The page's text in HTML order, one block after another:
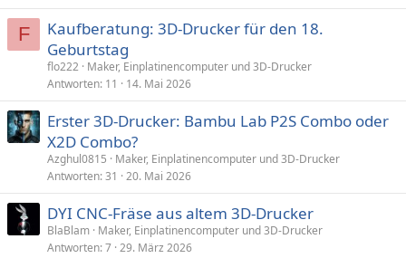
F
Kaufberatung: 3D-Drucker für den 18.
Geburtstag
flo222 Maker, Einplatinencomputer und 3D-Drucker
Antworten 11 14. Mai 2026
Erster 3D-Drucker: Bambu Lab P2S Combo oder
X2D Combo?
Azghul0815
Maker, Einplatinencomputer und 3D-Drucker
Antworten 31 20. Mai 2026
DYI CNC-Fräse aus altem 3D-Drucker
BlaBlam Maker, Einplatinencomputer und 3D-Drucker
Antworten 7 29. März 2026